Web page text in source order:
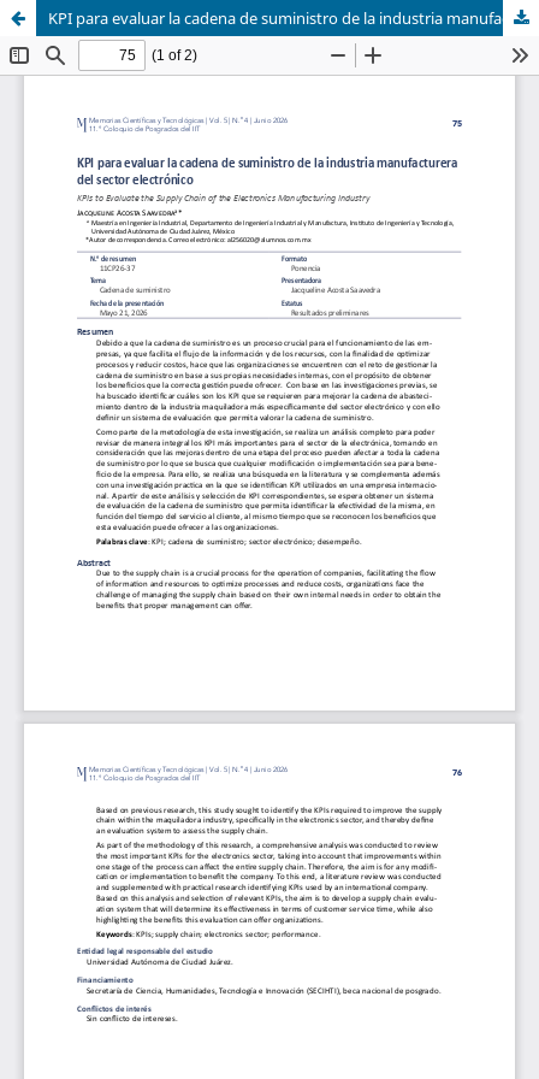
KPI para evaluar la cadena de suministro de la industria manufacturera del sector electrónico